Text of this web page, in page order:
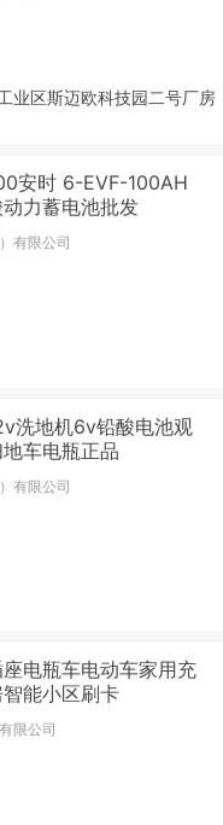
业区斯迈欧科技园二号厂房
安时 6-EVF-100AH
力蓄电池批发
有限公司
洗地机6v铅酸电池观
车电瓶正品
有限公司
电瓶车电动车家用充
能小区刷卡
限公司